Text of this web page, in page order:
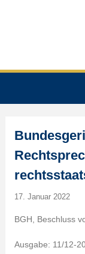
17. Januar 2022
BGH, Beschluss
Ausgabe: 11/12-